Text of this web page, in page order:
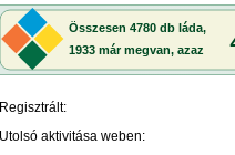
Regisztrált:
Utolsó aktivitása weben: